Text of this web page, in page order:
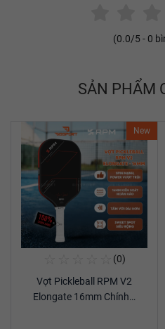
(0.0/5 - 0
SẢN PHẨM
New
(0)
Vợt Pickleball RPM V2
Elongate 16mm Chính…